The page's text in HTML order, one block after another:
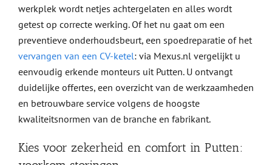
werkplek wordt netjes achtergelaten en alles wordt
getest op correcte werking. Of het nu gaat om een
preventieve onderhoudsbeurt, een spoedreparatie of het
vervangen van een CV-ketel: via Mexus.nl vergelijkt u
eenvoudig erkende monteurs uit Putten. U ontvangt
duidelijke offertes, een overzicht van de werkzaamheden
en betrouwbare service volgens de hoogste
kwaliteitsnormen van de branche en fabrikant.
Kies voor zekerheid en comfort in Putten: